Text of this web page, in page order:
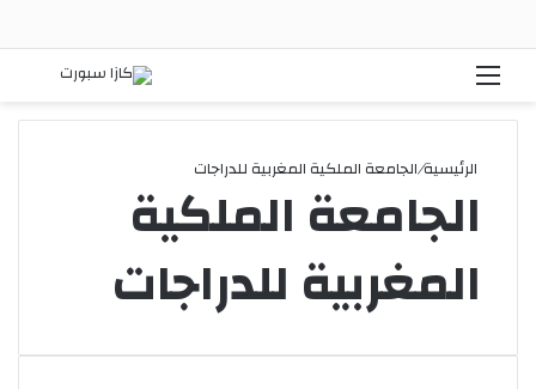
الرئيسية/الجامعة الملكية المغربية للدراجات
الجامعة الملكية
المغربية للدراجات